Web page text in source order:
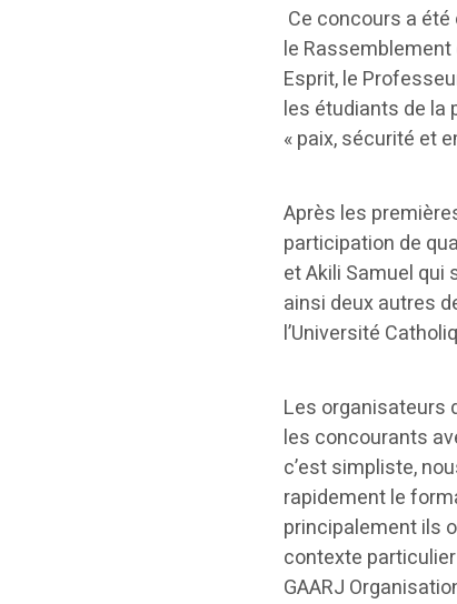
Ce concours a
le Rassemblement
Esprit, le
les étudiants de la
« paix, sécurité et
Après les
participation de
et Akili Samuel qui
ainsi deux autres
l’Université
Les organisateurs
les concourants
c’est simpliste,
rapidement le
principalement ils
contexte
GAARJ